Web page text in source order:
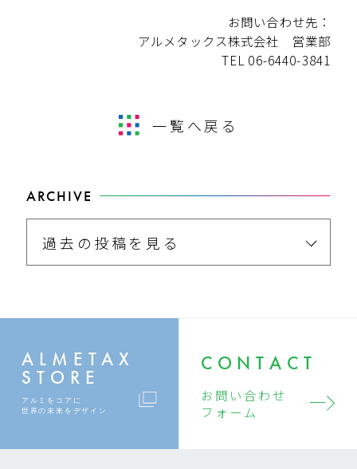
お問い合わせ先：
アルメタックス株式会社 営業部
TEL 06-6440-3841
一覧へ戻る
ARCHIVE
過去の投稿を見る
ALMETAX
STORE
アルミをコアに
世界の未来をデザイン
CONTACT
お問い合わせ
フォーム